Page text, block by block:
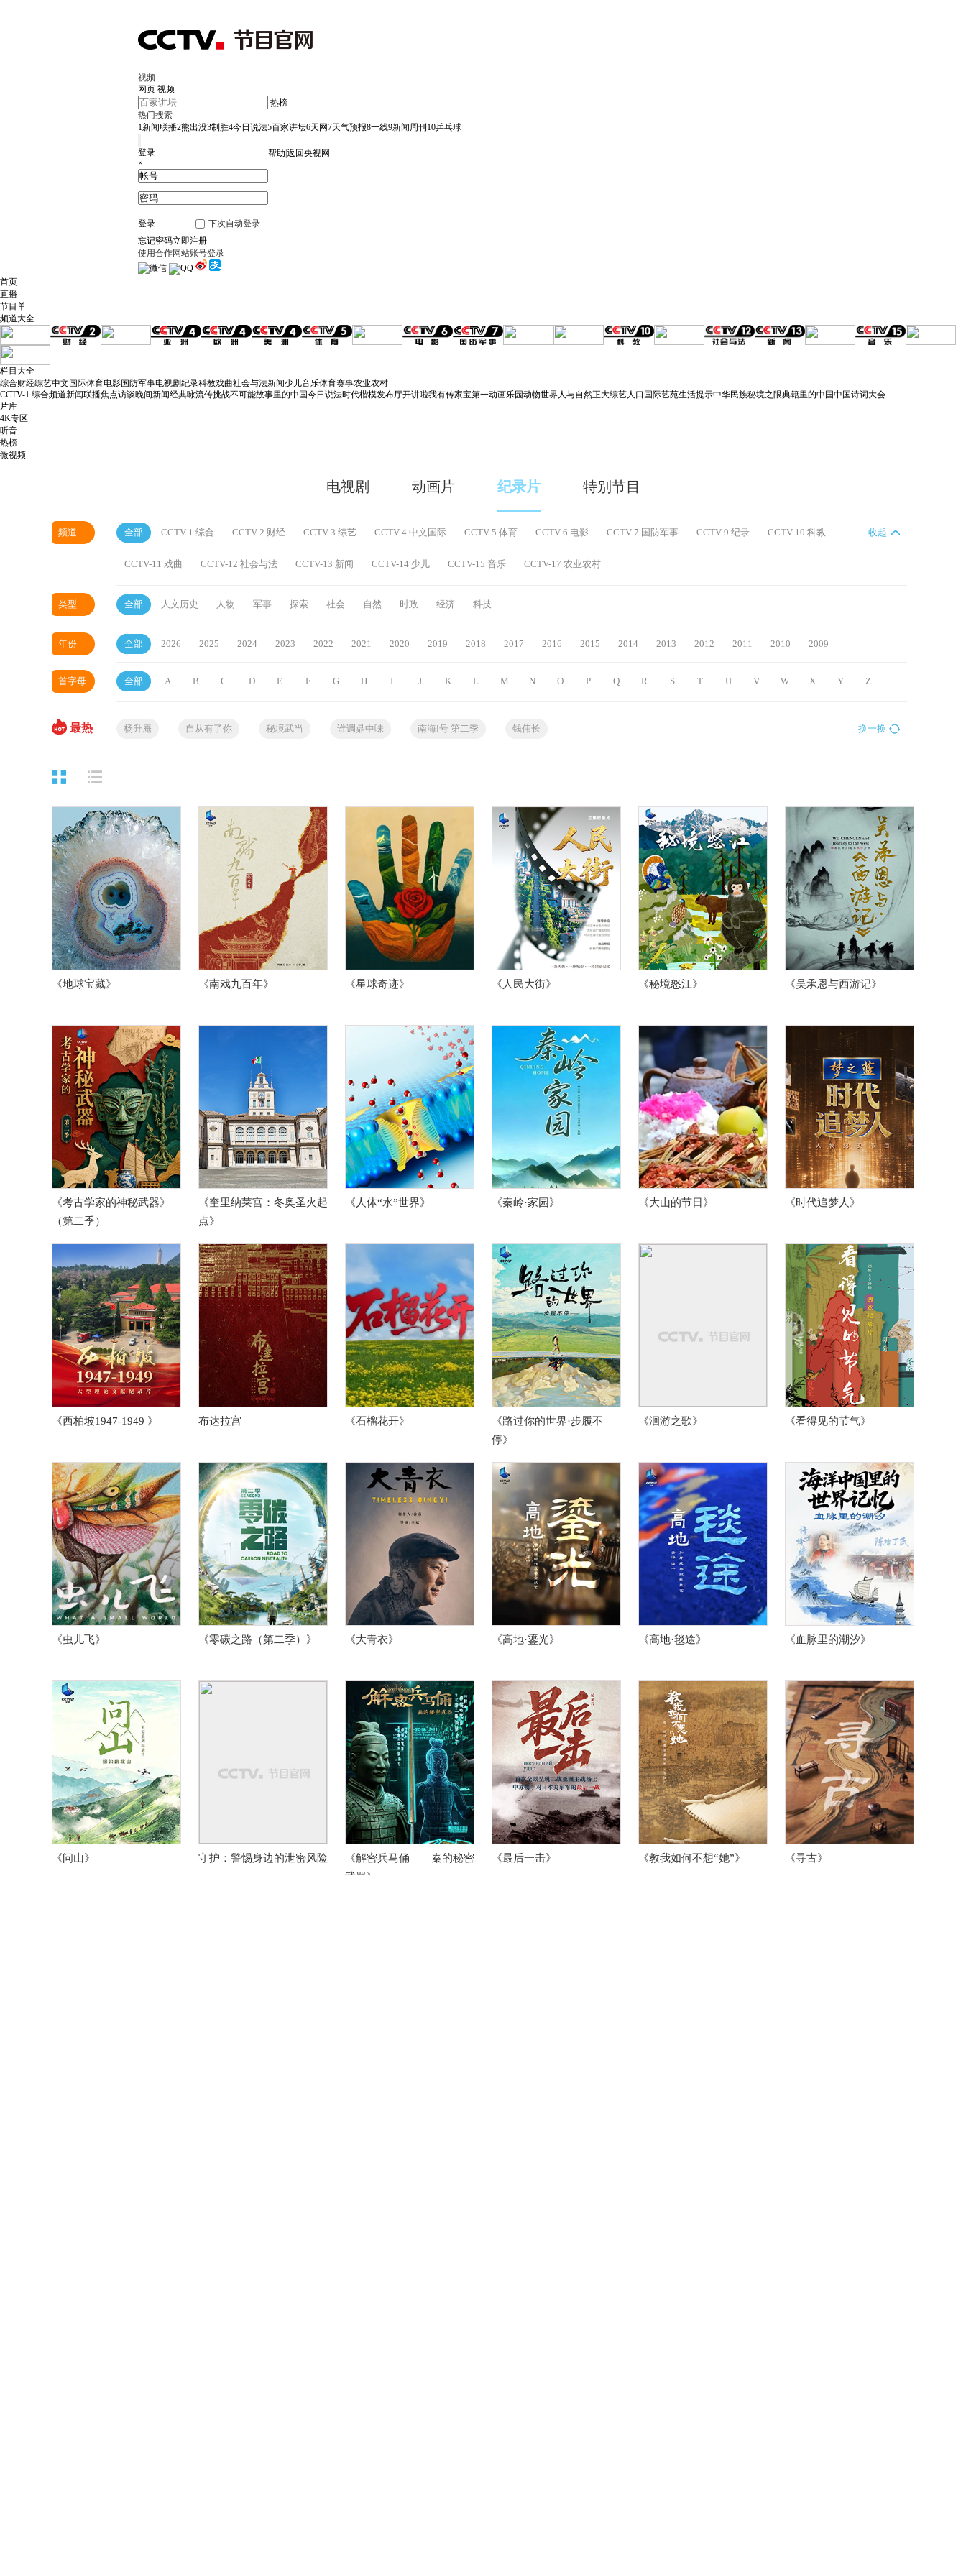
视频
网页 视频
热榜
热门搜索
1新闻联播2熊出没3制胜4今日说法5百家讲坛6天网7天气预报8一线9新闻周刊 10乒乓球
登录
×
登录
下次自动登录
忘记密码立即注册
使用合作网站账号登录
帮助 返回央视网
首页
直播
节目单
频道大全
栏目大全
综合财经综艺中文国际体育电影国防军事电视剧纪录科教戏曲社会与法新闻少儿音乐体育赛事农业农村
CCTV-1 综合频道新闻联播焦点访谈晚间新闻经典咏流传挑战不可能故事里的中国今日说法时代楷模发布厅开讲啦我有传家宝第一动画乐园动物世界人与自然正大综艺人口 国际艺苑生活提示中华民族秘境之眼典籍里的中国中国诗词大会
片库
4K专区
听音
热榜
微视频
电视剧 动画片 纪录片 特别节目
频道 全部 CCTV-1 综合 CCTV-2 财经 CCTV-3 综艺 CCTV-4 中文国际 CCTV-5 体育 CCTV-6 电影 CCTV-7 国防军事 CCTV-9 纪录 CCTV-10 科教
CCTV-11 戏曲 CCTV-12 社会与法 CCTV-13 新闻 CCTV-14 少儿 CCTV-15 音乐 CCTV-17 农业农村
收起
类型 全部 人文历史 人物 军事 探索 社会 自然 时政 经济 科技
年份 全部 2026 2025 2024 2023 2022 2021 2020 2019 2018 2017 2016 2015 2014 2013 2012 2011 2010 2009
2008
首字母 全部 A B C D E F G H I J K L M N O P Q R S T U V W X Y Z
最热 杨升庵 自从有了你 秘境武当 谁调鼎中味 南海Ⅰ号 第二季 钱伟长 换一换
《地球宝藏》 《南戏九百年》 《星球奇迹》 《人民大街》 《秘境怒江》 《吴承恩与西游记》
《考古学家的神秘武器》
（第二季）
《奎里纳莱宫：冬奥圣火起
点》
《人体“水”世界》 《秦岭·家园》 《大山的节日》 《时代追梦人》
《西柏坡1947-1949 》 布达拉宫 《石榴花开》
《路过你的世界·步履不
停》
《洄游之歌》 《看得见的节气》
《虫儿飞》 《零碳之路（第二季）》 《大青衣》 《高地·鎏光》 《高地·毯途》 《血脉里的潮汐》
《问山》 守护：警惕身边的泄密风险
《解密兵马俑——秦的秘密
武器》
《最后一击》 《教我如何不想“她”》 《寻古》